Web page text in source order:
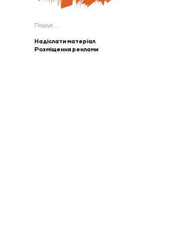
Пошук:
Надіслати матеріал
Розміщення реклами